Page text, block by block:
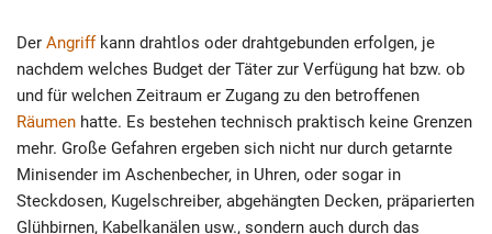
Der Angriffkann drahtlos oder drahtgebunden erfolgen, je
nachdem welches Budget der Täter zur Verfügung hat bzw. ob
und für welchen Zeitraum er Zugang zu den betroffenen
Räumen hatte. Es bestehen technisch praktisch keine Grenzen
mehr. Große Gefahren ergeben sich nicht nur durch getarnte
Minisender im Aschenbecher, in Uhren, oder sogar in
Steckdosen, Kugelschreiber, abgehängten Decken, präparierten
Glühbirnen, Kabelkanälen usw., sondern auch durch das